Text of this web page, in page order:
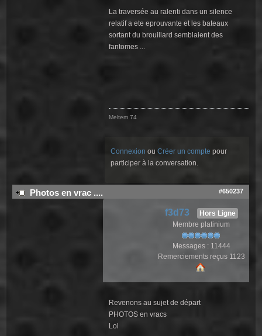
La traversée au ralenti dans un silence
relatif a ete eprouvante et les bateaux
sortant du brouillard semblaient des
fantomes ...
Meltem 74
Connexion ouCréer un compte pour
participer à la conversation.
Photos en vrac .... #650237
f3d73
Hors Ligne
Membre platinium
Messages : 11444
Remerciements reçus 1123
Revenons au sujet de départ
PHOTOS en vracs
Lol